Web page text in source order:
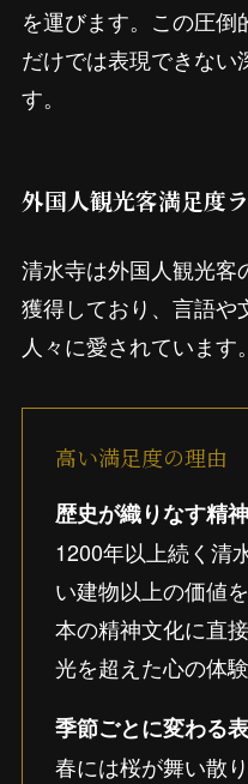
を運びます。この圧
だけでは表現できない
す。
外国人観光客満足度
清水寺は外国人観光客
獲得しており、言語や
人々に愛されています。
高い満足度の理由
歴史が織りなす精
1200年以上続く清
い建物以上の価値
本の精神文化に直
光を超えた心の体
季節ごとに変わる
春には桜が舞い散